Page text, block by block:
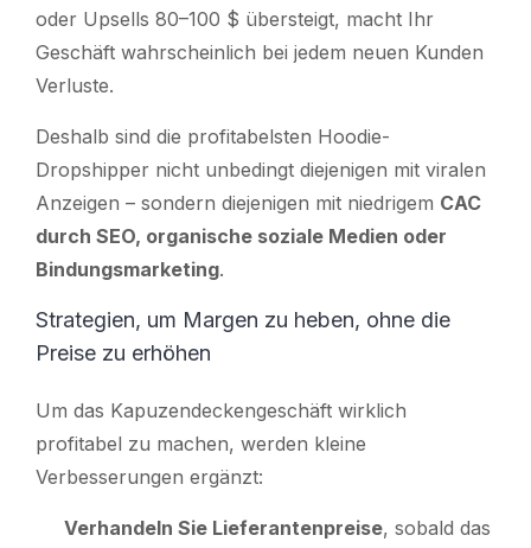
oder Upsells 80–100 $ übersteigt, macht Ihr
Geschäft wahrscheinlich bei jedem neuen Kunden
Verluste.
Deshalb sind die profitabelsten Hoodie-
Dropshipper nicht unbedingt diejenigen mit viralen
Anzeigen – sondern diejenigen mit niedrigem CAC
durch SEO, organische soziale Medien oder
Bindungsmarketing.
Strategien, um Margen zu heben, ohne die
Preise zu erhöhen
Um das Kapuzendeckengeschäft wirklich
profitabel zu machen, werden kleine
Verbesserungen ergänzt:
Verhandeln Sie Lieferantenpreise, sobald das